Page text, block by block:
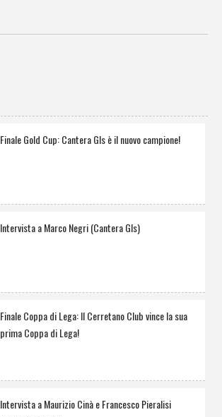
Finale Gold Cup: Cantera Gls è il nuovo campione!
Intervista a Marco Negri (Cantera Gls)
Finale Coppa di Lega: Il Cerretano Club vince la sua
prima Coppa di Lega!
Intervista a Maurizio Cinà e Francesco Pieralisi